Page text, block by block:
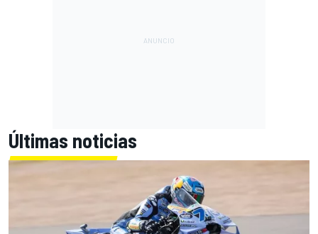
Últimas noticias